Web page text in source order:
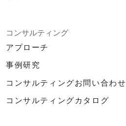
コンサルティング
アプローチ
事例研究
コンサルティングお問い合わせ
コンサルティングカタログ